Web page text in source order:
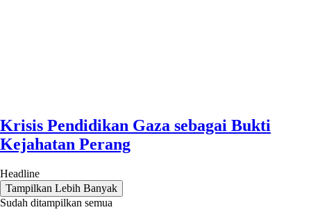
Krisis Pendidikan Gaza sebagai Bukti
Kejahatan Perang
Headline
Tampilkan Lebih Banyak
Sudah ditampilkan semua